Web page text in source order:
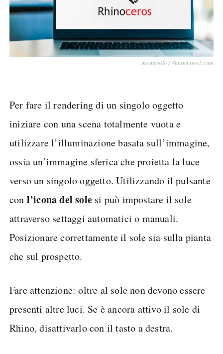
monticello / Shutterstock.com
Per fare il rendering di un singolo oggetto
iniziare con una scena totalmente vuota e
utilizzare l’illuminazione basata sull’immagine,
ossia un’immagine sferica che proietta la luce
verso un singolo oggetto. Utilizzando il pulsante
con l’icona del sole si può impostare il sole
attraverso settaggi automatici o manuali.
Posizionare correttamente il sole sia sulla pianta
che sul prospetto.
Fare attenzione: oltre al sole non devono essere
presenti altre luci. Se è ancora attivo il sole di
Rhino, disattivarlo con il tasto a destra.